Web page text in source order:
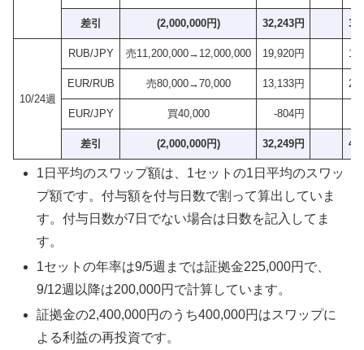
差引 (2,000,000円) 32,243円
10/24週
RUB/JPY 売11,200,000→12,000,000 19,920円
EUR/RUB 売80,000→70,000 13,133円
EUR/JPY 買40,000 -804円
差引 (2,000,000円) 32,249円
1日平均のスワップ額は、1セットの1日平均のスワッ
プ額です。付与額を付与日数で割って算出していま
す。付与日数が7日でない場合は日数を記入してま
す。
1セットの年率は9/5週までは証拠金225,000円で、
9/12週以降は200,000円で計算しています。
証拠金の2,400,000円のうち400,000円はスワップに
よる利益の再投資です。